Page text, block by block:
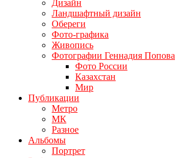
Дизайн
Ландшафтный дизайн
Обереги
Фото-графика
Живопись
Фотографии Геннадия Попова
Фото России
Казахстан
Мир
Публикации
Метро
МК
Разное
Альбомы
Портрет